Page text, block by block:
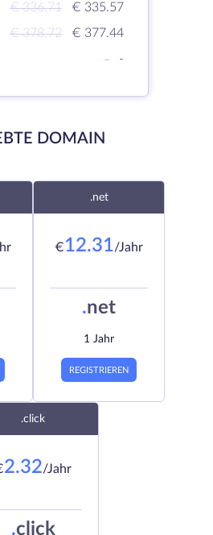
€ 336.71
€ 335.57
€ 378.72
€ 377.44
- -
DOMAIN
.net
€12.31/Jahr
.net
1 Jahr
REGISTRIEREN
.click
2.32/Jahr
.click